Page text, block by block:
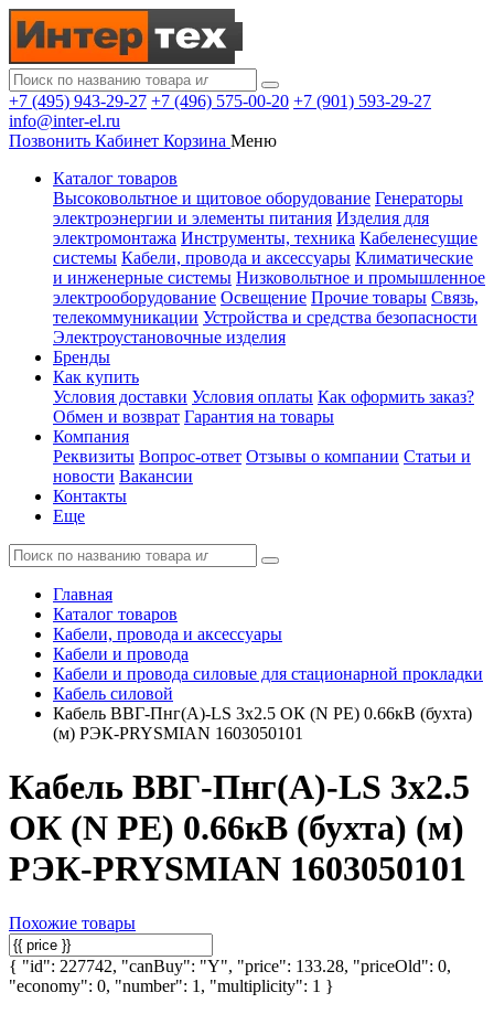
+7 (495) 943-29-27 +7 (496) 575-00-20 +7 (901) 593-29-27
info@inter-el.ru
Позвонить Кабинет Корзина Меню
Каталог товаров
Высоковольтное и щитовое оборудование Генераторы
электроэнергии и элементы питания Изделия для
электромонтажа Инструменты, техника Кабеленесущие
системы Кабели, провода и аксессуары Климатические
и инженерные системы Низковольтное и промышленное
электрооборудование Освещение Прочие товары Связь,
телекоммуникации Устройства и средства безопасности
Электроустановочные изделия
Бренды
Как купить
Условия доставки Условия оплаты Как оформить заказ?
Обмен и возврат Гарантия на товары
Компания
Реквизиты Вопрос-ответ Отзывы о компании Статьи и
новости Вакансии
Контакты
Еще
Главная
Каталог товаров
Кабели, провода и аксессуары
Кабели и провода
Кабели и провода силовые для стационарной прокладки
Кабель силовой
Кабель ВВГ-Пнг(А)-LS 3х2.5 ОК (N PE) 0.66кВ (бухта)
(м) РЭК-PRYSMIAN 1603050101
Кабель ВВГ-Пнг(А)-LS 3х2.5
ОК (N PE) 0.66кВ (бухта) (м)
РЭК-PRYSMIAN 1603050101
Похожие товары
{ "id": 227742, "canBuy": "Y", "price": 133.28, "priceOld": 0,
"economy": 0, "number": 1, "multiplicity": 1 }